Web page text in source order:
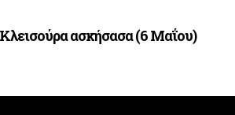
ασκήσασα (6 Μαΐου)